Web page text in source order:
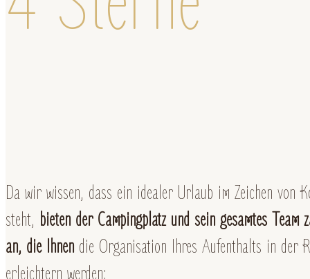
Da wir wissen, dass ein idealer Urlaub im Zeichen von
steht, bieten der Campingplatz und sein gesamtes Team
an, die Ihnen die Organisation Ihres Aufenthalts in der
erleichtern werden: